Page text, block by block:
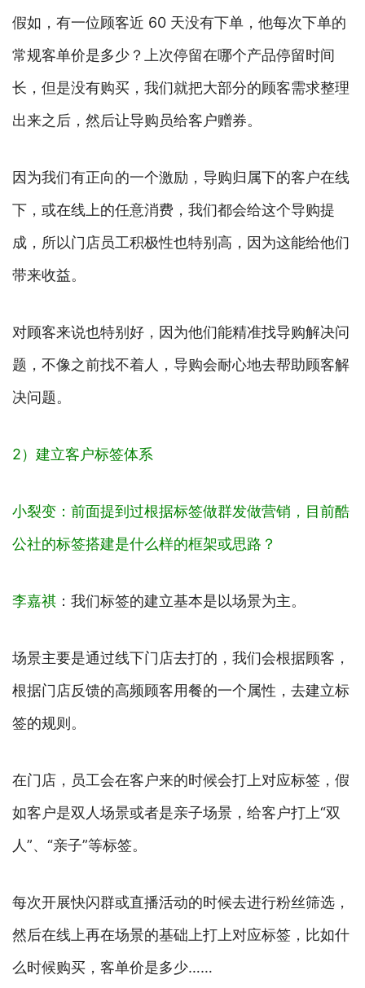
假如，有一位顾客近 60 天没有下单，他每次下单的
常规客单价是多少？上次停留在哪个产品停留时间
长，但是没有购买，我们就把大部分的顾客需求整理
出来之后，然后让导购员给客户赠券。
因为我们有正向的一个激励，导购归属下的客户在线
下，或在线上的任意消费，我们都会给这个导购提
成，所以门店员工积极性也特别高，因为这能给他们
带来收益。
对顾客来说也特别好，因为他们能精准找导购解决问
题，不像之前找不着人，导购会耐心地去帮助顾客解
决问题。
2）建立客户标签体系
小裂变：前面提到过根据标签做群发做营销，目前酷
公社的标签搭建是什么样的框架或思路？
李嘉祺 ：我们标签的建立基本是以场景为主。
场景主要是通过线下门店去打的，我们会根据顾客，
根据门店反馈的高频顾客用餐的一个属性，去建立标
签的规则。
在门店，员工会在客户来的时候会打上对应标签，假
如客户是双人场景或者是亲子场景，给客户打上“双
人”、“亲子”等标签。
每次开展快闪群或直播活动的时候去进行粉丝筛选，
然后在线上再在场景的基础上打上对应标签，比如什
么时候购买，客单价是多少……